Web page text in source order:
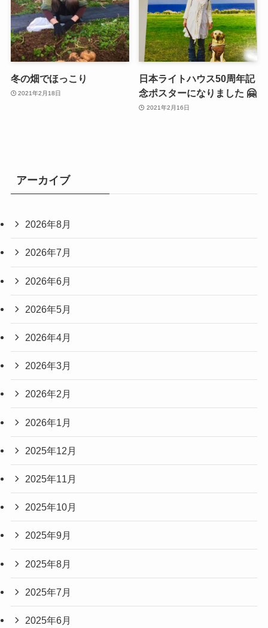
冬の畑でほっこり
2021年2月18日
日本ライトハウス50周年記
念ポスターになりました 🤗
2021年2月16日
アーカイブ
2026年8月
2026年7月
2026年6月
2026年5月
2026年4月
2026年3月
2026年2月
2026年1月
2025年12月
2025年11月
2025年10月
2025年9月
2025年8月
2025年7月
2025年6月